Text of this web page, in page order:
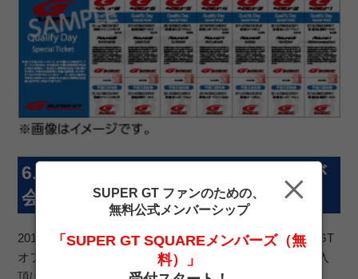
6. SUPER GTオフィシャルグッズが
会員価格で購入できます！
2017SUPER GTシリーズ開催時イベント広場内SUPER GT
オフィシャルショップでのお買い物が会員価格にてご購入
SUPER GT ファンのための、
無料公式メンバーシップ
「SUPER GT SQUAREメンバーズ（無
料）」